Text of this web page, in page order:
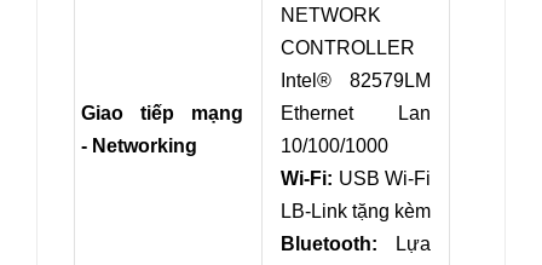
Giao tiếp mạng
- Networking
NETWORK
CONTROLLER
Intel® 82579LM
Ethernet Lan
10/100/1000
Wi-Fi: USB Wi-Fi
LB-Link tặng kèm
Bluetooth: Lựa